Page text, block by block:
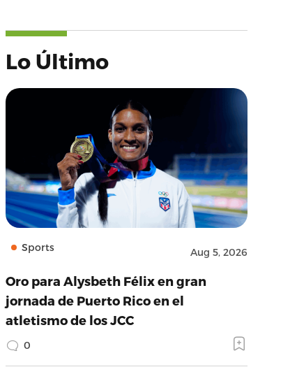
Lo Último
Sports Aug 5, 2026
Oro para Alysbeth Félix en gran
jornada de Puerto Rico en el
atletismo de los JCC
0